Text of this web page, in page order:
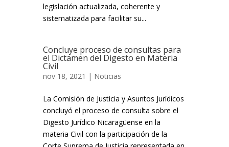
legislación actualizada, coherente y
sistematizada para facilitar su...
Concluye proceso de consultas para
el Dictamen del Digesto en Materia
Civil
nov 18, 2021 | Noticias
La Comisión de Justicia y Asuntos Jurídicos
concluyó el proceso de consulta sobre el
Digesto Jurídico Nicaragüense en la
materia Civil con la participación de la